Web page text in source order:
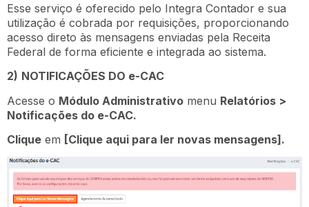
Esse serviço é oferecido pelo Integra Contador e sua
utilização é cobrada por requisições, proporcionando
acesso direto às mensagens enviadas pela Receita
Federal de forma eficiente e integrada ao sistema.
2) NOTIFICAÇÕES DO e-CAC
Acesse o Módulo Administrativo menu Relatórios >
Notificações do e-CAC.
Clique em [Clique aqui para ler novas mensagens].